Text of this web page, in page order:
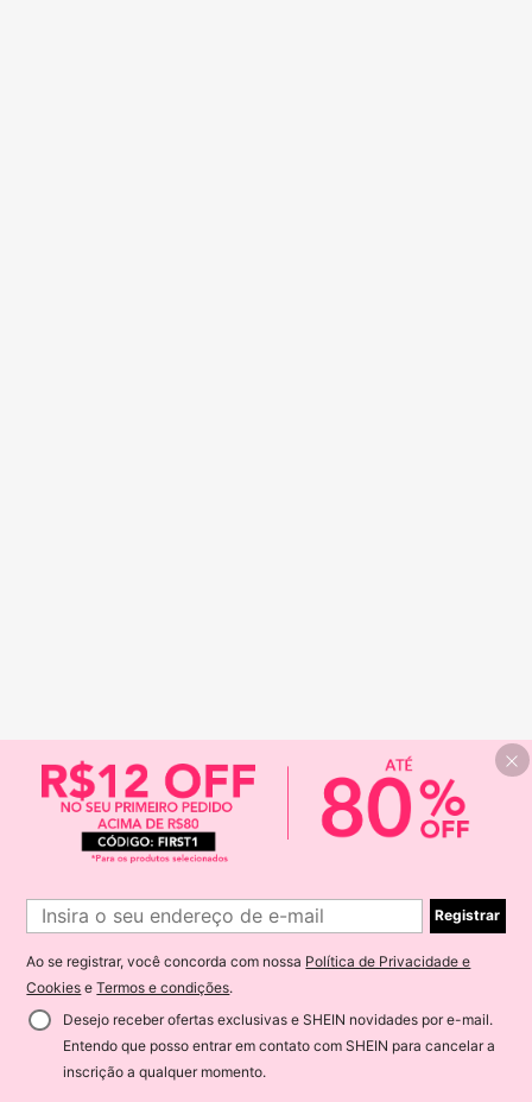
Registrar
Ao se registrar, você concorda com nossa Política de Privacidade e
Cookies eTermos e condições.
Desejo receber ofertas exclusivas e SHEIN novidades por e-mail.
Entendo que posso entrar em contato com SHEIN para cancelar a
inscrição a qualquer momento.